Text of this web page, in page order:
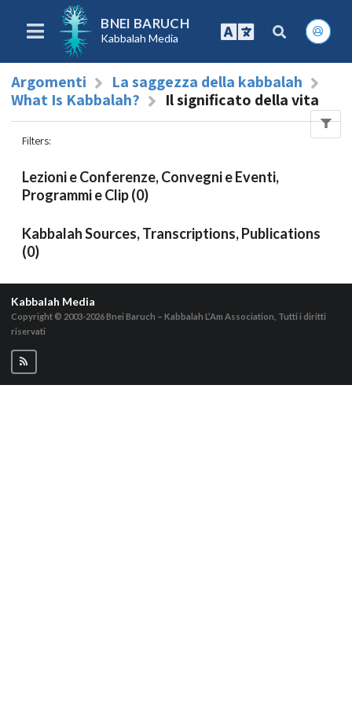
BNEI BARUCH
Kabbalah Media
Argomenti
La saggezza della kabbalah
What Is Kabbalah?
Il significato della vita
Filters:
Lezioni e Conferenze, Convegni e Eventi,
Programmi e Clip (0)
Kabbalah Sources, Transcriptions, Publications
(0)
Kabbalah Media
Copyright © 2003-2026Bnei Baruch – Kabbalah L’Am Association, Tutti i diritti
riservati